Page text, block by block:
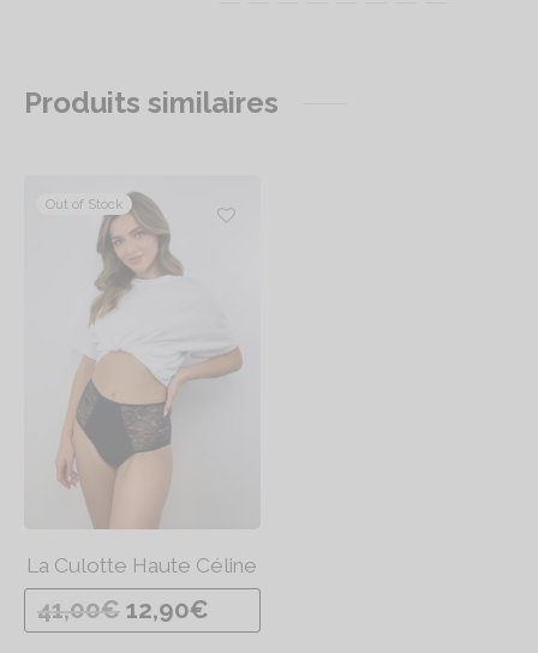
Produits similaires
Out of Stock
La Culotte Haute Céline
41,00€
L
e
12,90€
L
e